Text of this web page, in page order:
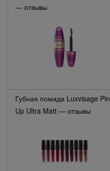
— отзывы
Губная помада Luxvisage Pin
Up Ultra Matt — отзывы